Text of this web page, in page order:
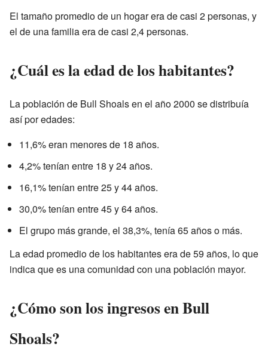
El tamaño promedio de un hogar era de casi 2 personas, y
el de una familia era de casi 2,4 personas.
¿Cuál es la edad de los habitantes?
La población de Bull Shoals en el año 2000 se distribuía
así por edades:
11,6% eran menores de 18 años.
4,2% tenían entre 18 y 24 años.
16,1% tenían entre 25 y 44 años.
30,0% tenían entre 45 y 64 años.
El grupo más grande, el 38,3%, tenía 65 años o más.
La edad promedio de los habitantes era de 59 años, lo que
indica que es una comunidad con una población mayor.
¿Cómo son los ingresos en Bull
Shoals?